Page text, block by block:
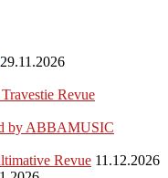
29.11.2026
Revue
by ABBAMUSIC
Revue 11.12.2026